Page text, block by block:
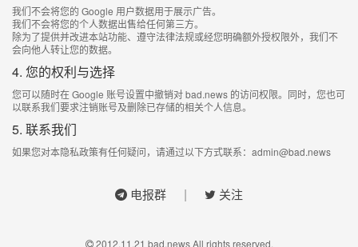
我们不会将您的 Google 用户数据用于展示广告。
我们不会将您的个人数据出售给任何第三方。
除为了提供并改进本站功能、遵守法律法规或经您明确额外授权限外，我们不
会向他人转让您的数据。
4. 您的权利与选择
您可以随时在 Google 账号设置中撤销对 bad.news 的访问权限。同时，您也可
以联系我们要求注销账号及删除已存储的相关个人信息。
5. 联系我们
如果您对本隐私政策有任何疑问，请通过以下方式联系： admin@bad.news
电报群 | 关注
2012.11.21 bad.news All rights reserved.